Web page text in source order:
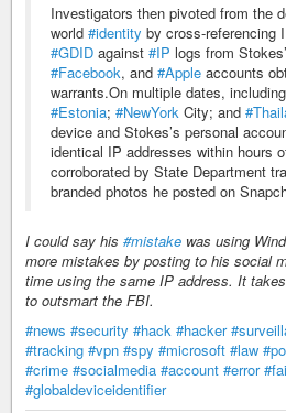
Investigators then pivoted from the
world #identity by cross-referencing
#GDID against #IP logs from
#Facebook, and #Apple accounts
warrants.On multiple dates,
#Estonia; #NewYork City; and
device and Stokes’s personal
identical IP addresses within hours
corroborated by State Department
branded photos he posted on
I could say his #mistake was using
more mistakes by posting to his social
time using the same IP address. It
to outsmart the FBI.
#news #security #hack #hacker
#tracking #vpn #spy #microsoft #law
#crime #socialmedia #account #error
#globaldeviceidentifier